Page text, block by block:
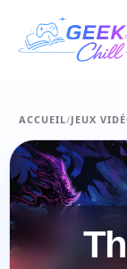
ACCUEIL/JEUX